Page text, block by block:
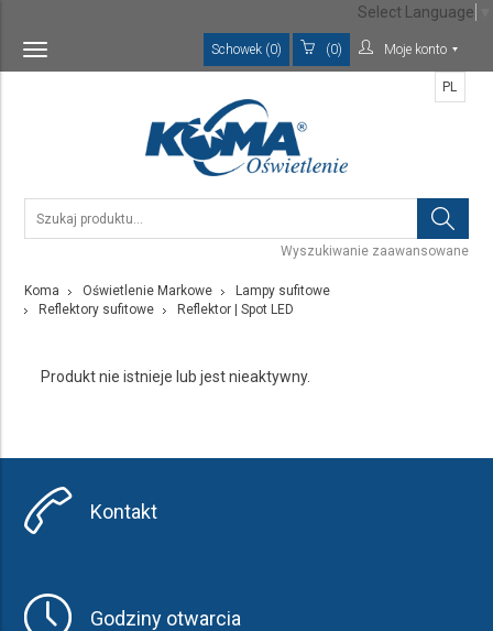
Toggle
navigation
Schowek (0) (0) Moje konto
Wyszukiwanie zaawansowane
PL
Koma Oświetlenie Markowe
Lampy sufitowe
Reflektory sufitowe
Reflektor | Spot LED
Produkt nie istnieje lub jest nieaktywny.
Kontakt
Godziny otwarcia
Select Language